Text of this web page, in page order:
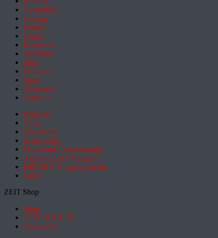
Gesundheit
Campus
Familie
Digital
Entdecken
Mobilität
Sinn
Hamburg
Sport
Österreich
Schweiz
Podcasts
Video
Newsletter
Schlagzeilen
Daten und Visualisierung
Aktuelle ZEIT-Ausgabe
DIE ZEIT Ausgabenarchiv
Spiele
ZEIT Shop
Shop
ZEIT BÜCHER
Geschenke